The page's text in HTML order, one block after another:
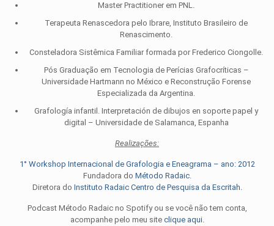
Master Practitioner em PNL.
Terapeuta Renascedora pelo Ibrare, Instituto Brasileiro de
Renascimento.
Consteladora Sistêmica Familiar formada por Frederico Ciongolle.
Pós Graduação em Tecnologia de Perícias Grafocríticas –
Universidade Hartmann no México e Reconstrução Forense
Especializada da Argentina.
Grafología infantil. Interpretación de dibujos en soporte papel y
digital – Universidade de Salamanca, Espanha
Realizações:
1° Workshop Internacional de Grafologia e Eneagrama – ano: 2012
Fundadora do Método Radaic.
Diretora do Instituto Radaic Centro de Pesquisa da Escritah.
Podcast Método Radaic no Spotify ou se você não tem conta,
acompanhe pelo meu site clique aqui.